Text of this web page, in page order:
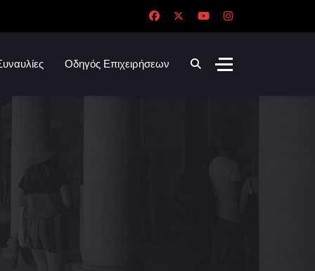
Οδηγός Επιχειρήσεων